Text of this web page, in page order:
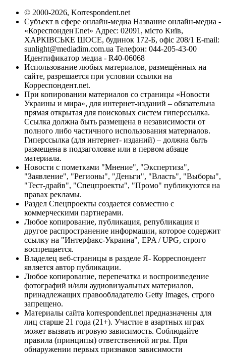
© 2000-2026, Korrespondent.net
Субъект в сфере онлайн-медиа Название онлайн-медиа -
«КореспонденТ.net» Адрес: 02091, місто Київ,
ХАРКІВСЬКЕ ШОСЕ, будинок 172-Б, офіс 208/1 E-mail:
sunlight@mediadim.com.ua Телефон: 044-205-43-00
Идентификатор медиа - R40-06068
Использование любых материалов, размещённых на
сайте, разрешается при условии ссылки на
Корреспондент.net.
При копировании материалов со страницы «Новости
Украины и мира», для интернет-изданий – обязательна
прямая открытая для поисковых систем гиперссылка.
Ссылка должна быть размещена в независимости от
полного либо частичного использования материалов.
Гиперссылка (для интернет- изданий) – должна быть
размещена в подзаголовке или в первом абзаце
материала.
Новости с пометками "Мнение", "Экспертиза",
"Заявление", "Регионы", "Деньги", "Власть", "Выборы",
"Тест-драйв", "Спецпроекты", "Промо" публикуются на
правах рекламы.
Раздел Спецпроекты создается совместно с
коммерческими партнерами.
Любое копирование, публикация, републикация и
другое распространение информации, которое содержит
ссылку на "Интерфакс-Украина", EPA / UPG, строго
воспрещается.
Владелец веб-страницы в разделе Я- Корреспондент
является автор публикации.
Любое копирование, перепечатка и воспроизведение
фотографий и/или аудиовизуальных материалов,
принадлежащих правообладателю Getty Images, строго
запрещено.
Материалы сайта korrespondent.net предназначены для
лиц старше 21 года (21+). Участие в азартных играх
может вызвать игровую зависимость. Соблюдайте
правила (принципы) ответственной игры. При
обнаружении первых признаков зависимости